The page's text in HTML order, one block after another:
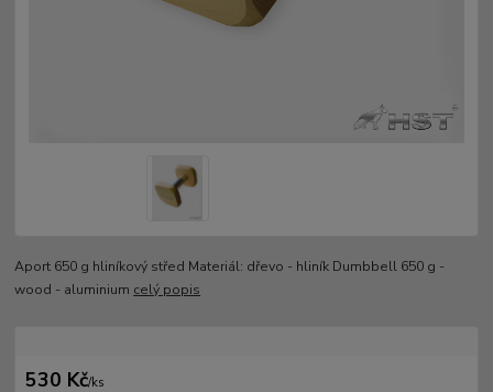
Aport 650 g hliníkový střed Materiál: dřevo - hliník Dumbbell 650 g -
wood - aluminium celý popis
530 Kč/ks